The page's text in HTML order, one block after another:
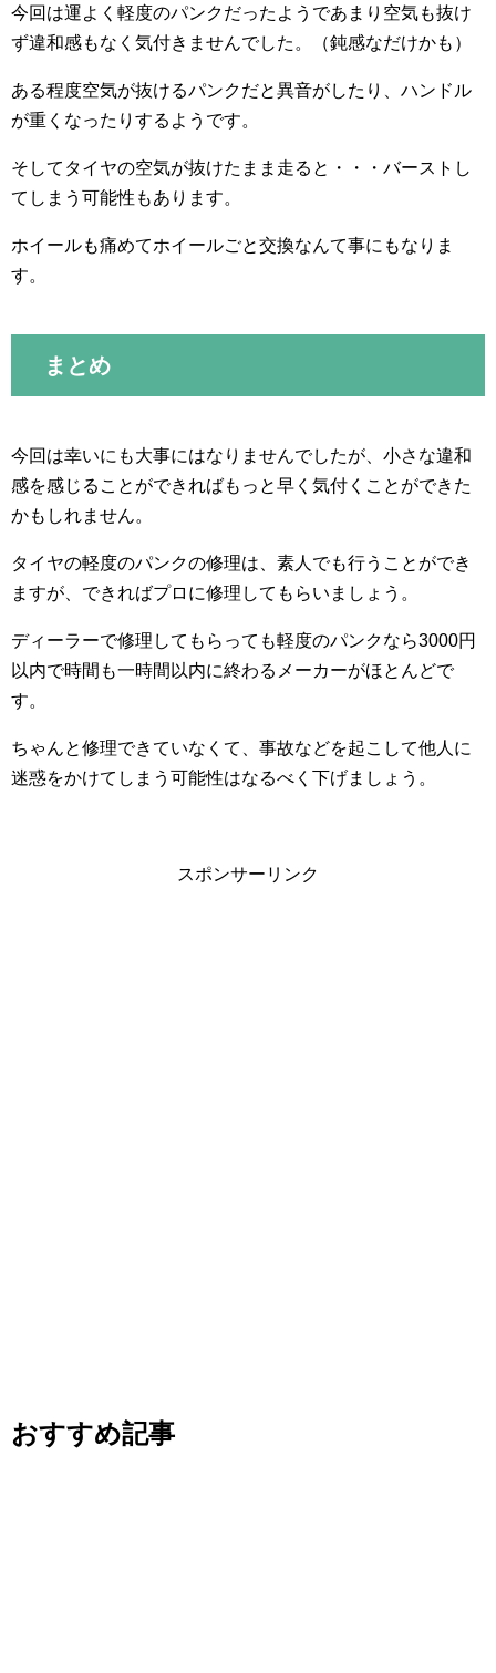
今回は運よく軽度のパンクだったようであまり空気も抜け
ず違和感もなく気付きませんでした。（鈍感なだけかも）
ある程度空気が抜けるパンクだと異音がしたり、ハンドル
が重くなったりするようです。
そしてタイヤの空気が抜けたまま走ると・・・バーストし
てしまう可能性もあります。
ホイールも痛めてホイールごと交換なんて事にもなりま
す。
まとめ
今回は幸いにも大事にはなりませんでしたが、小さな違和
感を感じることができればもっと早く気付くことができた
かもしれません。
タイヤの軽度のパンクの修理は、素人でも行うことができ
ますが、できればプロに修理してもらいましょう。
ディーラーで修理してもらっても軽度のパンクなら3000円
以内で時間も一時間以内に終わるメーカーがほとんどで
す。
ちゃんと修理できていなくて、事故などを起こして他人に
迷惑をかけてしまう可能性はなるべく下げましょう。
スポンサーリンク
おすすめ記事